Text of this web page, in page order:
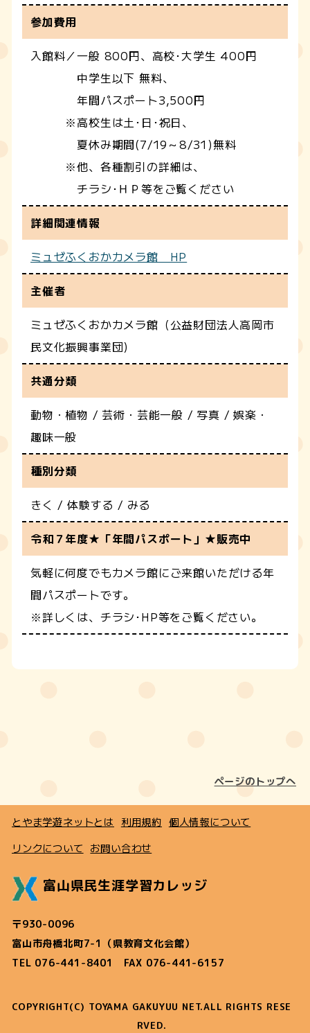
参加費用
入館料／一般 800円、高校･大学生 400円
中学生以下 無料、
年間パスポート3,500円
※高校生は土･日･祝日、
夏休み期間(7/19～8/31)無料
※他、各種割引の詳細は、
チラシ･ＨＰ等をご覧ください
詳細関連情報
ミュゼふくおかカメラ館 HP
主催者
ミュゼふくおかカメラ館（公益財団法人高岡市
民文化振興事業団)
共通分類
動物・植物 / 芸術・芸能一般 / 写真 / 娯楽・
趣味一般
種別分類
きく / 体験する / みる
令和７年度★「年間パスポート」★販売中
気軽に何度でもカメラ館にご来館いただける年
間パスポートです。
※詳しくは、チラシ･HP等をご覧ください。
ページのトップへ
とやま学遊ネットとは 利用規約 個人情報について
リンクについて お問い合わせ
富山県民生涯学習カレッジ
〒930-0096
富山市舟橋北町7-1（県教育文化会館）
TEL 076-441-8401 FAX 076-441-6157
COPYRIGHT(C) TOYAMA GAKUYUU NET.ALL RIGHTS RESE
RVED.